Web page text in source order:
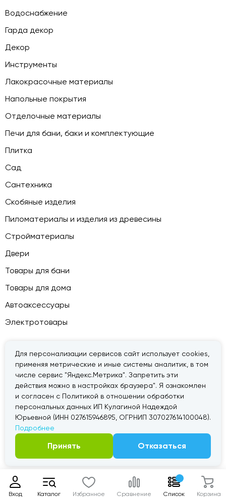
Для персонализации сервисов сайт использует cookies,
применяя метрические и иные системы аналитик, в том
числе сервис "Яндекс.Метрика". Запретить эти
действия можно в настройках браузера". Я ознакомлен
и согласен с Политикой в отношении обработки
персональных данных ИП Кулагиной Надеждой
Юрьевной (ИНН 027615946895, ОГРНИП 307027614100048).
Подробнее
Принять Отказаться
Вход Каталог Избранное Сравнение Список Корзина
Водоснабжение
Гарда декор
Декор
Инструменты
Лакокрасочные материалы
Напольные покрытия
Отделочные материалы
Печи для бани, баки и комплектующие
Плитка
Сад
Сантехника
Скобяные изделия
Пиломатериалы и изделия из древесины
Стройматериалы
Двери
Товары для бани
Товары для дома
Автоаксессуары
Электротовары
© 2026 — «Дачник».Правовая информация